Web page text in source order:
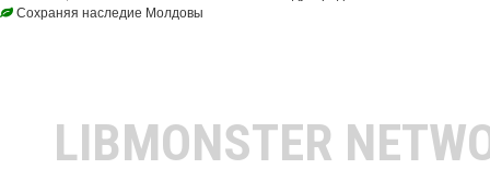
Сохраняя наследие Молдовы
LIBMONSTER